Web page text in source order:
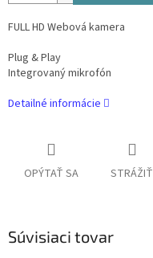
FULL HD Webová kamera
Plug & Play
Integrovaný mikrofón
Detailné informácie
OPÝTAŤ SA STRÁŽIŤ
Súvisiaci tovar